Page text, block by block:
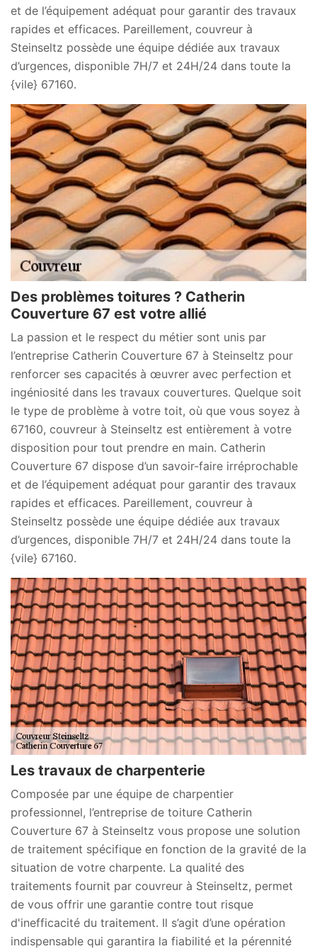
et de l’équipement adéquat pour garantir des travaux
rapides et efficaces. Pareillement, couvreur à
Steinseltz possède une équipe dédiée aux travaux
d’urgences, disponible 7H/7 et 24H/24 dans toute la
{vile} 67160.
Des problèmes toitures ? Catherin
Couverture 67 est votre allié
La passion et le respect du métier sont unis par
l’entreprise Catherin Couverture 67 à Steinseltz pour
renforcer ses capacités à œuvrer avec perfection et
ingéniosité dans les travaux couvertures. Quelque soit
le type de problème à votre toit, où que vous soyez à
67160, couvreur à Steinseltz est entièrement à votre
disposition pour tout prendre en main. Catherin
Couverture 67 dispose d’un savoir-faire irréprochable
et de l’équipement adéquat pour garantir des travaux
rapides et efficaces. Pareillement, couvreur à
Steinseltz possède une équipe dédiée aux travaux
d’urgences, disponible 7H/7 et 24H/24 dans toute la
{vile} 67160.
Les travaux de charpenterie
Composée par une équipe de charpentier
professionnel, l’entreprise de toiture Catherin
Couverture 67 à Steinseltz vous propose une solution
de traitement spécifique en fonction de la gravité de la
situation de votre charpente. La qualité des
traitements fournit par couvreur à Steinseltz, permet
de vous offrir une garantie contre tout risque
d'inefficacité du traitement. Il s’agit d’une opération
indispensable qui garantira la fiabilité et la pérennité